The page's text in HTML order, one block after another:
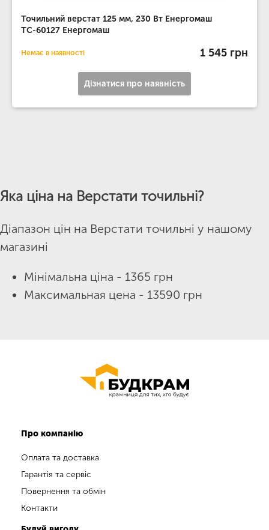
Точильний верстат 125 мм, 230 Вт Енергомаш
ТС-60127 Енергомаш
Немає в наявності 1 545 грн
Дізнатися про наявність
Яка ціна на Верстати точильні?
Діапазон цін на Верстати точильні у нашому
магазині
Мінімальна ціна - 1365 грн
Максимальная цена - 13590 грн
Про компанію
Оплата та доставка
Гарантія та сервіс
Повернення та обмін
Контакти